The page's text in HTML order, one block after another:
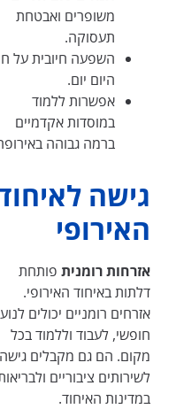
משופרים ואבטחת
תעסוקה.
השפעה חיובית על חיי
היום יום.
אפשרות ללמוד
במוסדות אקדמיים
ברמה גבוהה באירופה.
גישה לאיחוד
האירופי
אזרחות רומניתפותחת
דלתות באיחוד האירופי.
אזרחים רומניים יכולים לנוע
חופשי, לעבוד וללמוד בכל
מקום. הם גם מקבלים גישה
לשירותים ציבוריים ולבריאות
במדינות האיחוד.